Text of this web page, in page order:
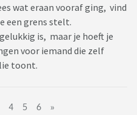
wat eraan vooraf ging, vind
een grens stelt.
is, maar je hoeft je
voor iemand die zelf
toont.
4 5 6 »